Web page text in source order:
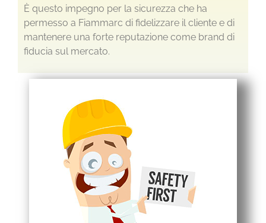
È questo impegno per la sicurezza che ha
permesso a Fiammarc di fidelizzare il cliente e di
mantenere una forte reputazione come brand di
fiducia sul mercato.